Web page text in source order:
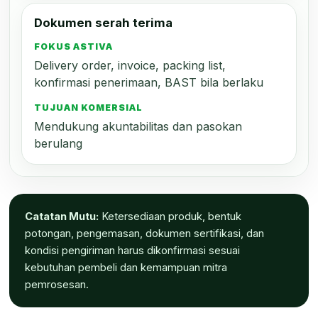
Dokumen serah terima
FOKUS ASTIVA
Delivery order, invoice, packing list,
konfirmasi penerimaan, BAST bila berlaku
TUJUAN KOMERSIAL
Mendukung akuntabilitas dan pasokan
berulang
Catatan Mutu: Ketersediaan produk, bentuk
potongan, pengemasan, dokumen sertifikasi, dan
kondisi pengiriman harus dikonfirmasi sesuai
kebutuhan pembeli dan kemampuan mitra
pemrosesan.